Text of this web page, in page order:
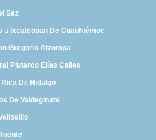
Saz
a Ixcateopan De Cuauhtémoc
Gregorio Atzompa
Plutarco Elías Calles
Rica De Hidalgo
De Valdeginate